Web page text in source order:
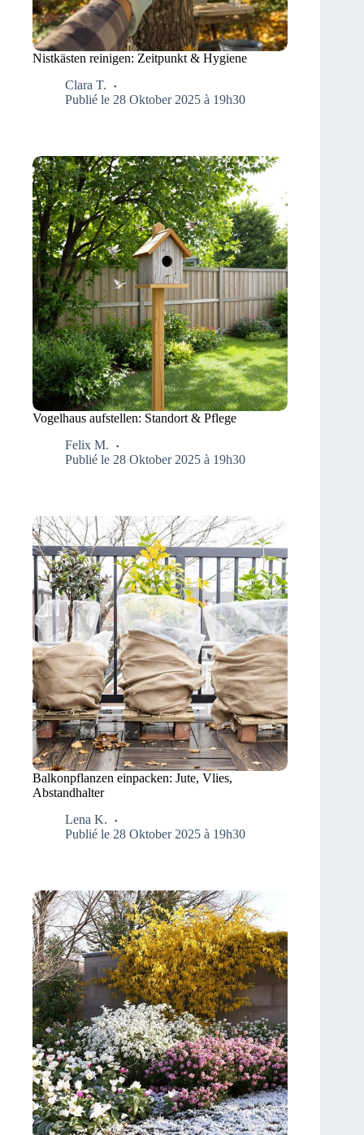
Nistkästen reinigen: Zeitpunkt & Hygiene
Clara T.
Publié le 28 Oktober 2025 à 19h30
Vogelhaus aufstellen: Standort & Pflege
Felix M.
Publié le 28 Oktober 2025 à 19h30
Balkonpflanzen einpacken: Jute, Vlies,
Abstandhalter
Lena K.
Publié le 28 Oktober 2025 à 19h30